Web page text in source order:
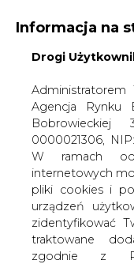
WYDAWCA
WYSOKI
Informacja na
Drogi
Agencja Rynku
Bobrowieckiej
0000021306, NIP:
W ramach
internetowych
pliki cookies i
urządzeń
zidentyfikować
traktowane
zgodnie z